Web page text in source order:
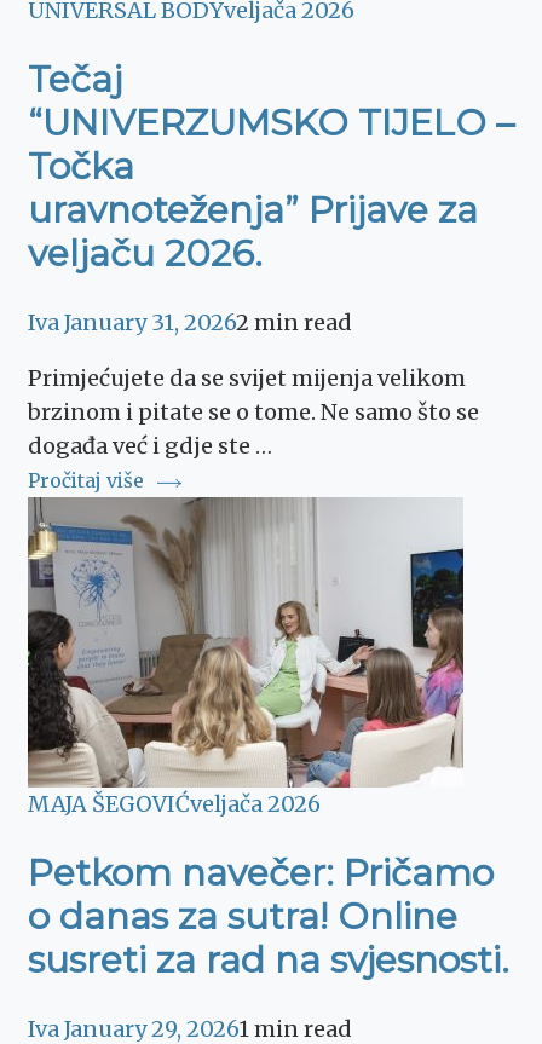
UNIVERSAL BODYveljača 2026
Tečaj
“UNIVERZUMSKO TIJELO –
Točka
uravnoteženja” Prijave za
veljaču 2026.
IvaJanuary 31, 20262 min read
Primjećujete da se svijet mijenja velikom
brzinom i pitate se o tome. Ne samo što se
događa već i gdje ste …
Pročitaj više
MAJA ŠEGOVIĆveljača 2026
Petkom navečer: Pričamo
o danas za sutra! Online
susreti za rad na svjesnosti.
IvaJanuary 29, 20261 min read